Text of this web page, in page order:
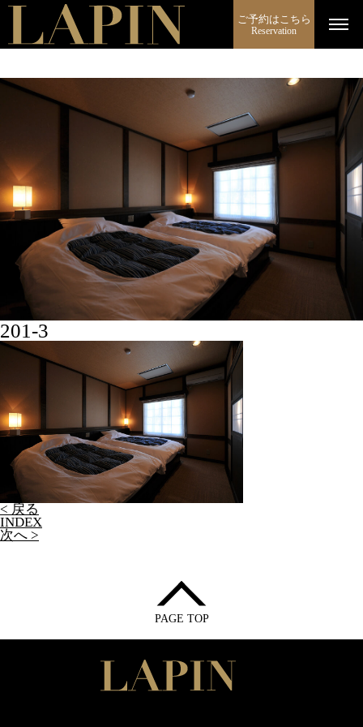
ご予約はこちら
Reservation
201-3
< 戻る
INDEX
次へ >
PAGE TOP